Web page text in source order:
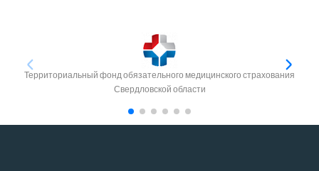
Территориальный фонд обязательного медицинского страхования
Свердловской области